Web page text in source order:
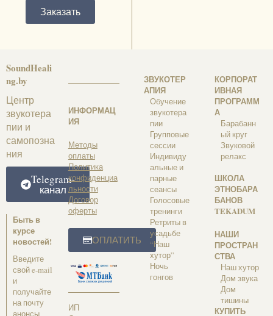
Заказать
SoundHeali
ng.by
Центр
звукотера
пии и
самопозна
ния
Telegram-
канал
Быть в
курсе
новостей!
Введите
свой e-mail
и
получайте
на почту
ИНФОРМАЦ
ИЯ
Методы
оплаты
Политика
конфиденциа
льности
Договор
оферты
ОПЛАТИТЬ
ИП
ЗВУКОТЕР
АПИЯ
Обучение
звукотера
пии
Групповые
сессии
Индивиду
альные и
парные
сеансы
Голосовые
тренинги
Ретриты в
усадьбе
“Наш
хутор”
Ночь
гонгов
КОРПОРАТ
ИВНАЯ
ПРОГРАММ
А
Барабанн
ый круг
Звуковой
релакс
ШКОЛА
ЭТНОБАРА
БАНОВ
TEKADUM
НАШИ
ПРОСТРАН
СТВА
Наш хутор
Дом звука
Дом
тишины
КУПИТЬ